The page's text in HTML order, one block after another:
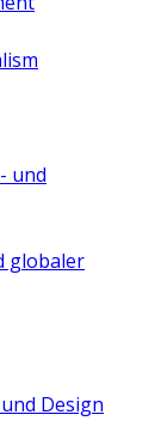
und
globaler
Design